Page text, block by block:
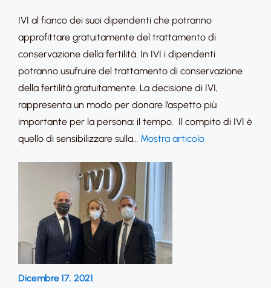
IVI al fianco dei suoi dipendenti che potranno
approfittare gratuitamente del trattamento di
conservazione della fertilità. In IVI i dipendenti
potranno usufruire del trattamento di conservazione
della fertilità gratuitamente. La decisione di IVI,
rappresenta un modo per donare l’aspetto più
importante per la persona: il tempo. Il compito di IVI è
quello di sensibilizzare sulla… Mostra articolo
Dicembre 17, 2021